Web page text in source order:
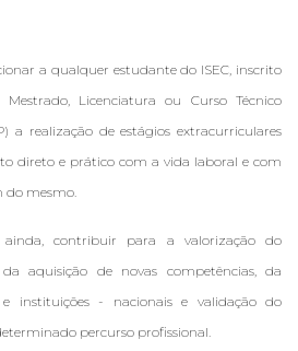
a qualquer estudante do ISEC, inscrito
Licenciatura ou Curso Técnico
a realização de estágios extracurriculares
direto e prático com a vida laboral e com
do mesmo.
ainda, contribuir para a valorização do
aquisição de novas competências, da
instituições - nacionais e validação do
percurso profissional.